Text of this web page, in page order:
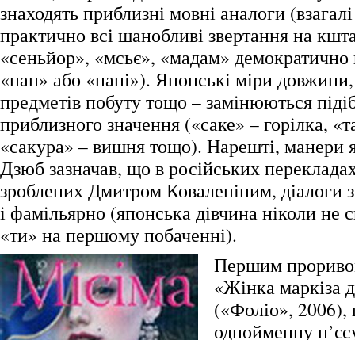
знаходять приблизні мовні аналоги
практично всі шанобливі звертання на
«сеньйор», «мсьє», «мадам»
«пан» або «пані»). Японські міри
предметів побуту тощо – замінюються
приблизного значення («саке» – горілка,
«сакура» – вишня тощо). Нарешті, манери
Дзюб зазначав, що в російських
зроблених Дмитром Коваленіним, діалоги
і фамільярно (японська дівчина ніколи не
«ти» на першому побаченні).
Першим
«Жінка маркіза
(«Фоліо», 2006),
однойменну